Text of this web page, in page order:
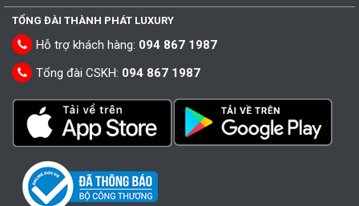
TỔNG ĐÀI THÀNH PHÁT LUXURY
Hỗ trợ khách hàng: 094 867 1987
Tổng đài CSKH: 094 867 1987